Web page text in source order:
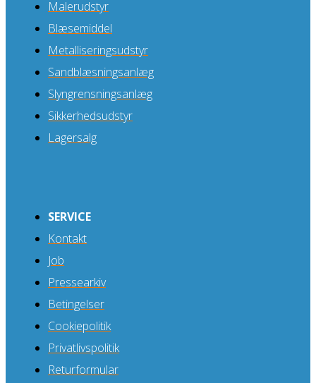
Malerudstyr
Blæsemiddel
Metalliseringsudstyr
Sandblæsningsanlæg
Slyngrensningsanlæg
Sikkerhedsudstyr
Lagersalg
SERVICE
Kontakt
Job
Pressearkiv
Betingelser
Cookiepolitik
Privatlivspolitik
Returformular